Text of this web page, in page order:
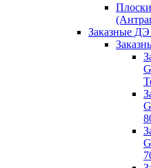
Заказные